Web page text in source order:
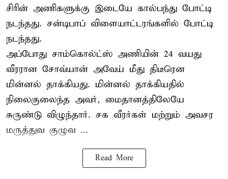
சிரின் அணிகளுக்கு இடையே கால்பந்து போட்டி
நடந்தது. சன்டிபாப் விளையாட்டரங்களில் போட்டி
நடந்தது.
அப்போது சாம்கொல்ட்ஸ் அணியின் 24 வயது
வீரரான சோவ்யான் அவேய் மீது திடீரென
மின்னல் தாக்கியது. மின்னல் தாக்கியதில்
நிலைகுலைந்த அவர், மைதானத்திலேயே
சுருண்டு விழுந்தார். சக வீரர்கள் மற்றும் அவசர
மருத்துவ குழுவ ...
Read More